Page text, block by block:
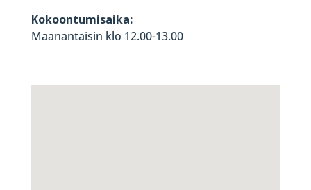
Kokoontumisaika:
Maanantaisin klo 12.00-13.00